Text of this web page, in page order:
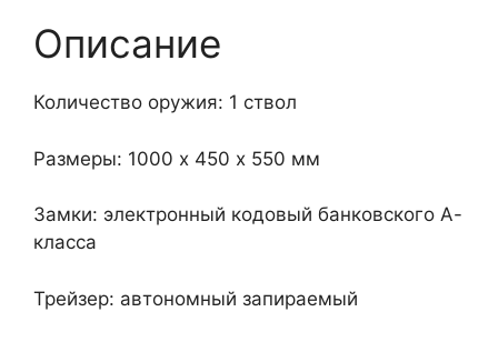
Описание
Количество оружия: 1 ствол
Размеры: 1000 х 450 х 550 мм
Замки: электронный кодовый банковского А-
класса
Трейзер: автономный запираемый